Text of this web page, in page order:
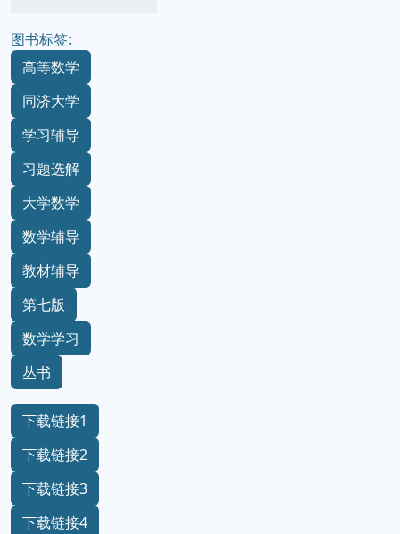
图书标签:
高等数学
同济大学
学习辅导
习题选解
大学数学
数学辅导
教材辅导
第七版
数学学习
丛书
下载链接1
下载链接2
下载链接3
下载链接4